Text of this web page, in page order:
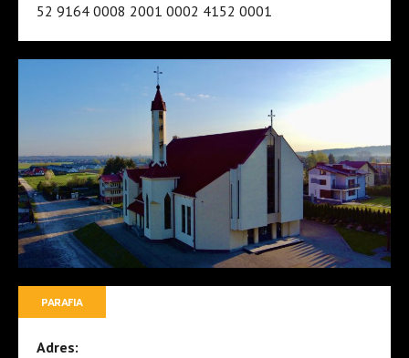
52 9164 0008 2001 0002 4152 0001
PARAFIA
Adres: